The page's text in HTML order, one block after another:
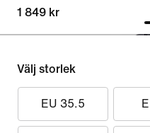
1 849 kr
Välj storlek
EU 35.5